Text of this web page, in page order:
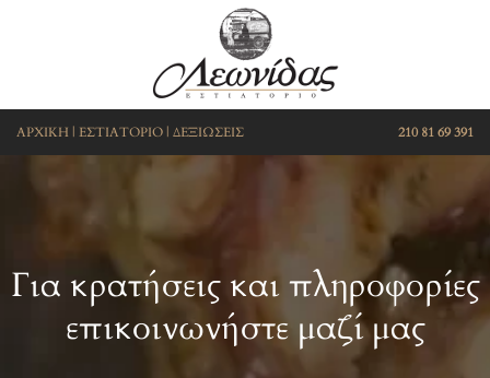
ΑΡΧΙΚΗ | ΕΣΤΙΑΤΟΡΙΟ | ΔΕΞΙΩΣΕΙΣ 210 81 69 391
Για κρατήσεις και πληροφορίες
επικοινωνήστε μαζί μας